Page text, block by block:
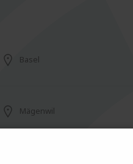
Basel
Mägenwil